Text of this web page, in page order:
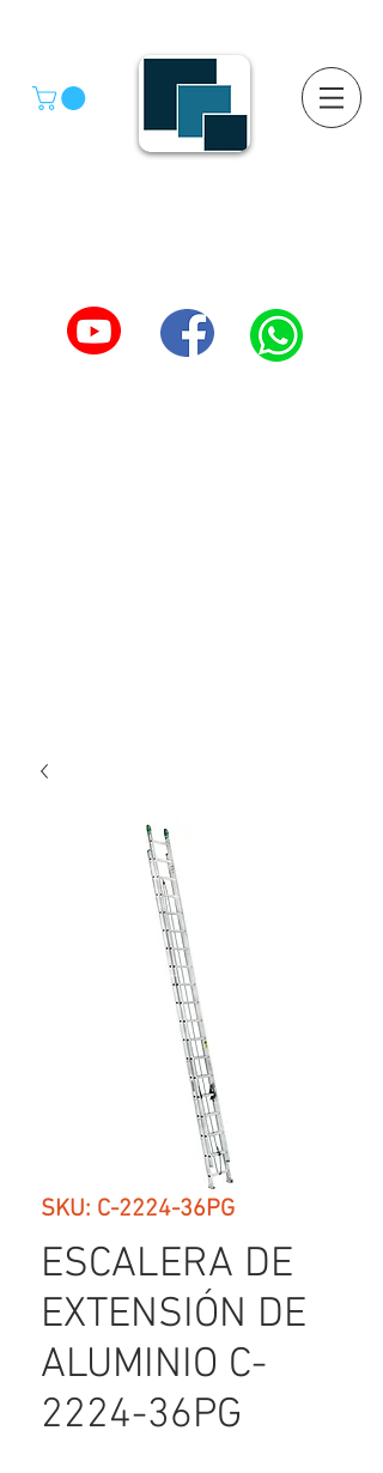
SKU: C-2224-36PG
ESCALERA DE
EXTENSIÓN DE
ALUMINIO C-
2224-36PG